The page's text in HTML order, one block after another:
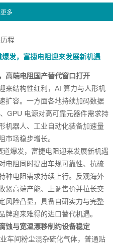
程
发，富捷电阻迎来发展新机遇
高端电阻国产替代窗口打开
来结构性红利，AI 算力与人形机
扩容。一方面各地持续加码数据
GPU 电源对高可靠元器件需求持
机器人、工业自动化装备加速量
市场稳步增长。
电阻同时提出车规可靠性、抗硫
种电阻需求持续上行。反观海外
紧高端产能、上调售价并拉长交
风险凸显，具备自研实力与完整
牌迎来难得的进口替代机遇。
蚀与宽温漂移制约设备稳定
车间粉尘混杂硫化气体，普通贴